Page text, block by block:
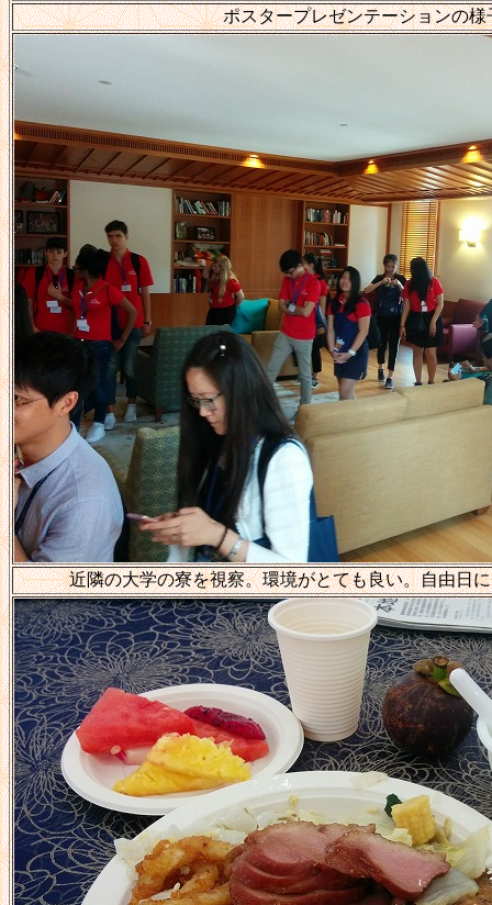
ポスタープレゼンテーションの
近隣の大学の寮を視察。環境がとても良い。自由日